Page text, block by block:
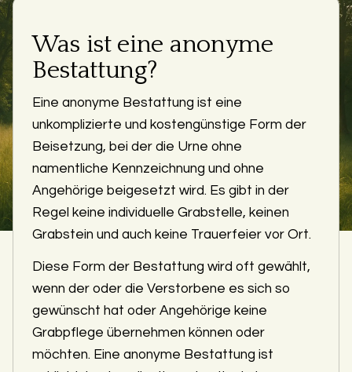
Was ist eine anonyme
Bestattung?
Eine anonyme Bestattung ist eine
unkomplizierte und kostengünstige Form der
Beisetzung, bei der die Urne ohne
namentliche Kennzeichnung und ohne
Angehörige beigesetzt wird. Es gibt in der
Regel keine individuelle Grabstelle, keinen
Grabstein und auch keine Trauerfeier vor Ort.
Diese Form der Bestattung wird oft gewählt,
wenn der oder die Verstorbene es sich so
gewünscht hat oder Angehörige keine
Grabpflege übernehmen können oder
möchten. Eine anonyme Bestattung ist